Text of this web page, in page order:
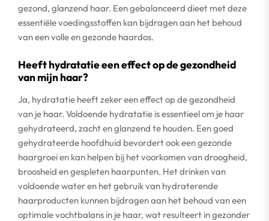
gezond, glanzend haar. Een gebalanceerd dieet met deze
essentiële voedingsstoffen kan bijdragen aan het behoud
van een volle en gezonde haardos.
Heeft hydratatie een effect op de gezondheid
van mijn haar?
Ja, hydratatie heeft zeker een effect op de gezondheid
van je haar. Voldoende hydratatie is essentieel om je haar
gehydrateerd, zacht en glanzend te houden. Een goed
gehydrateerde hoofdhuid bevordert ook een gezonde
haargroei en kan helpen bij het voorkomen van droogheid,
broosheid en gespleten haarpunten. Het drinken van
voldoende water en het gebruik van hydraterende
haarproducten kunnen bijdragen aan het behoud van een
optimale vochtbalans in je haar, wat resulteert in gezonder